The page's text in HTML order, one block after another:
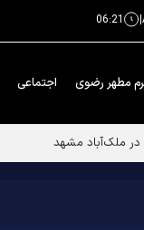
|
06:21
مطهر رضوی اجتماعی